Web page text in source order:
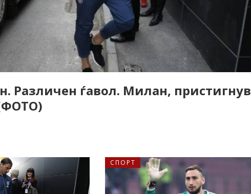
Различен ѓавол. Милан,
СПОРТ